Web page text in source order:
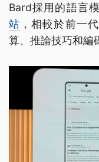
Bard採用的語言
站 ，相較於前一
算、推論技巧和編